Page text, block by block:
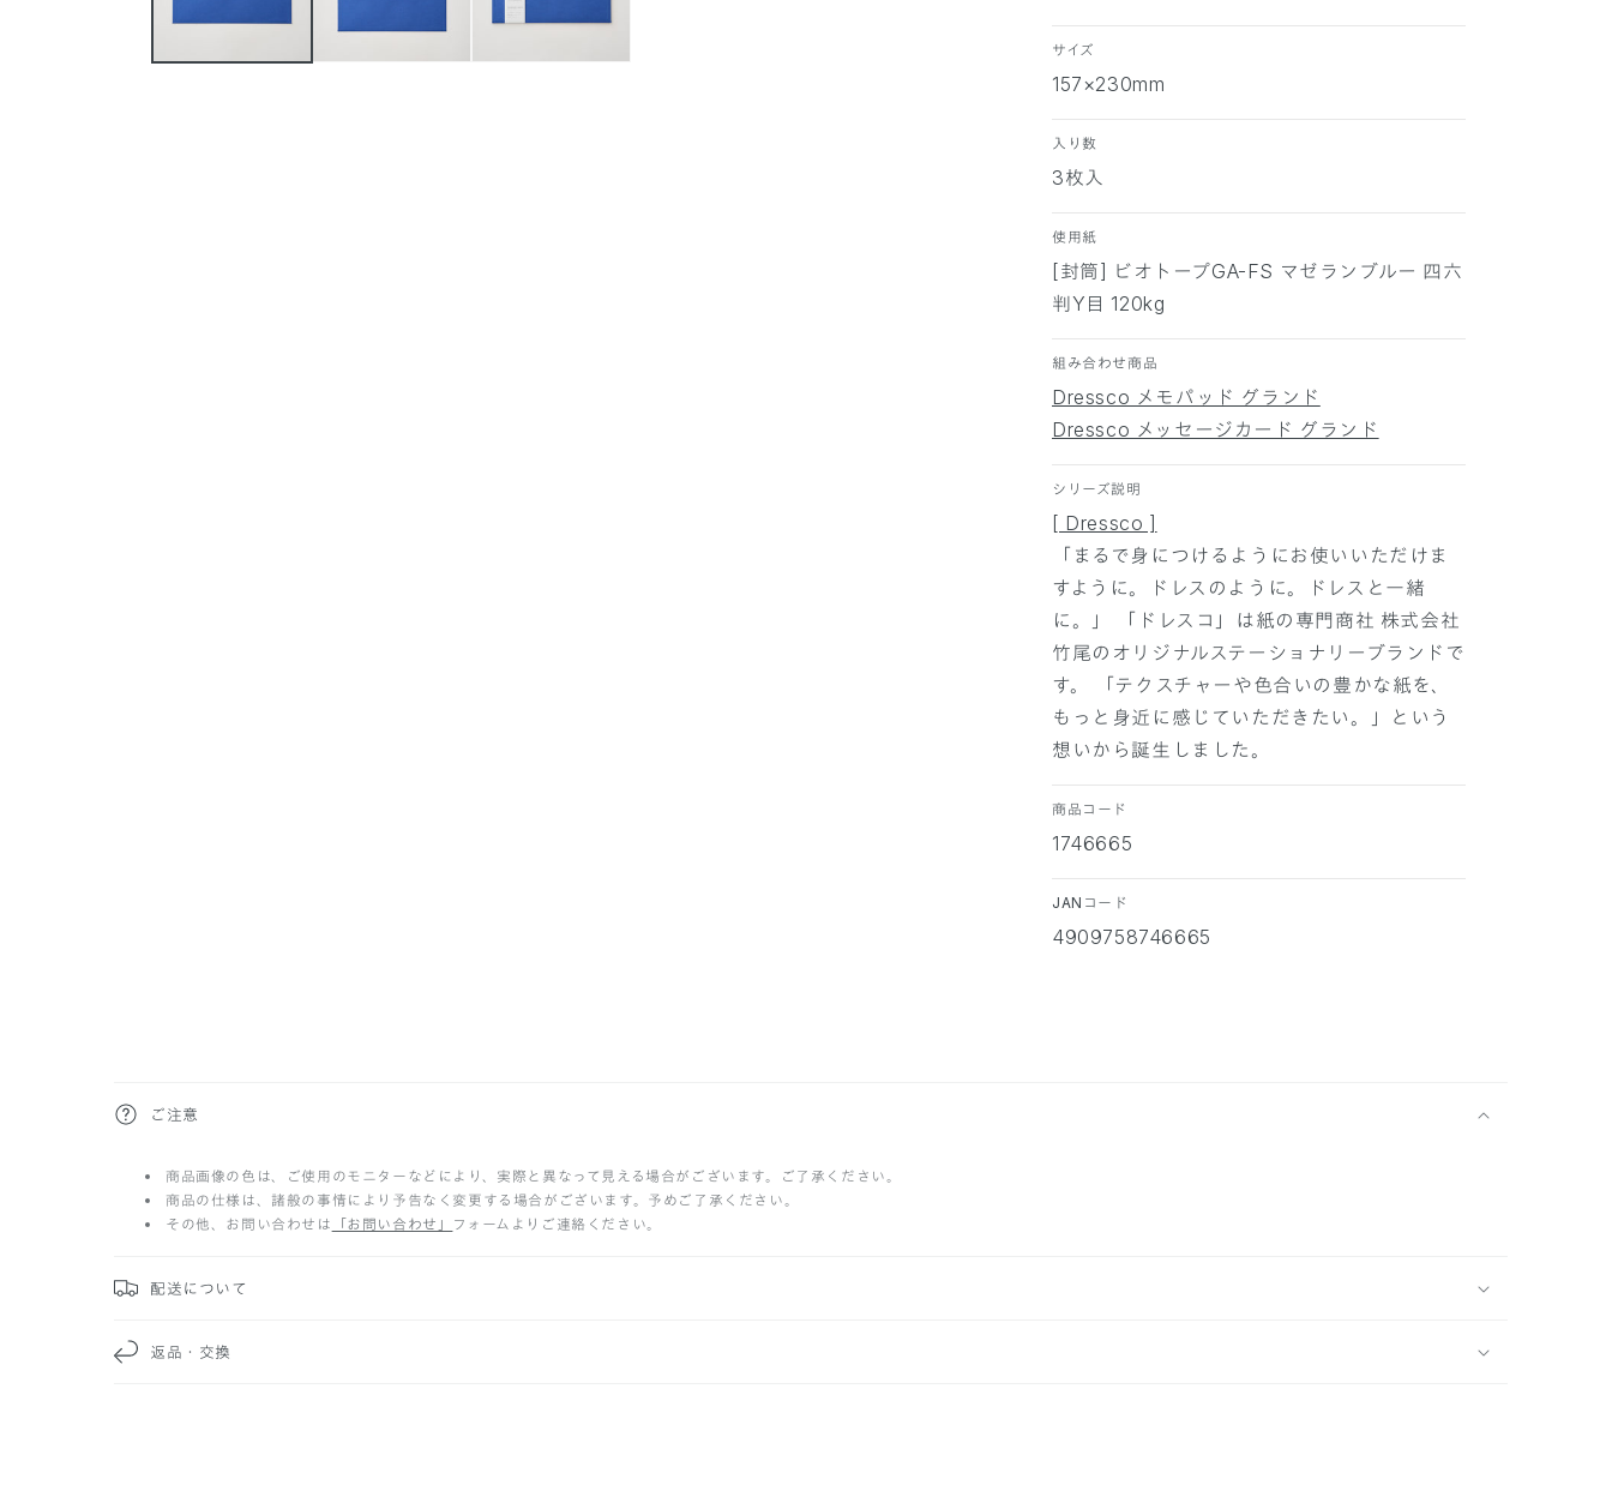
枚
数
量
を
減
ら
す
量
や
サイズ
157×230mm
入り数
3枚入
使用紙
[封筒] ビオトープGA-FS マゼランブルー 四六
判Y目 120kg
組み合わせ商品
Dressco メモパッド グランド
Dressco メッセージカード グランド
シリーズ説明
[ Dressco ]
「まるで身につけるようにお使いいただけま
すように。ドレスのように。ドレスと一緒
に。」 「ドレスコ」は紙の専門商社 株式会社
竹尾のオリジナルステーショナリーブランドで
す。 「テクスチャーや色合いの豊かな紙を、
もっと身近に感じていただきたい。」という
想いから誕生しました。
商品コード
1746665
JANコード
4909758746665
折
み
可
ご注意
商品画像の色は、ご使用のモニターなどにより、実際と異なって見える場合がございます。ご了承ください。
商品の仕様は、諸般の事情により予告なく変更する場合がございます。予めご了承ください。
その他、お問い合わせは
「お問い合わせ」 フォームよりご連絡ください。
配送について
返品・交換